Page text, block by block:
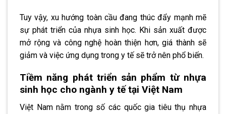
Tuy vậy, xu hướng toàn cầu đang thúc đẩy mạnh mẽ
sự phát triển của nhựa sinh học. Khi sản xuất được
mở rộng và công nghệ hoàn thiện hơn, giá thành sẽ
giảm và việc ứng dụng trong y tế sẽ trở nên phổ biến.
Tiềm năng phát triển sản phẩm từ nhựa
sinh học cho ngành y tế tại Việt Nam
Việt Nam nằm trong số các quốc gia tiêu thụ nhựa